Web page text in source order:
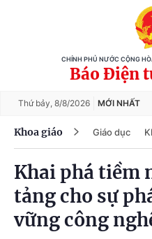
CHÍNH PHỦ NƯỚC CỘNG
Báo Điện
Thứ bảy, 8/8/2026 MỚI NHẤT
Khoa giáo Giáo dục
Khai phá tiềm
tảng cho sự
vững công